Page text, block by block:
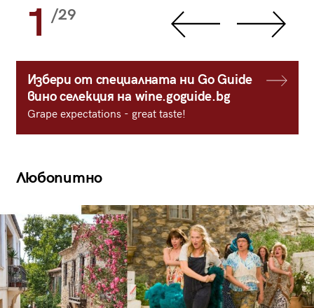
1 /29
Избери от специалната ни Go Guide
вино селекция на wine.goguide.bg
Grape expectations - great taste!
Любопитно